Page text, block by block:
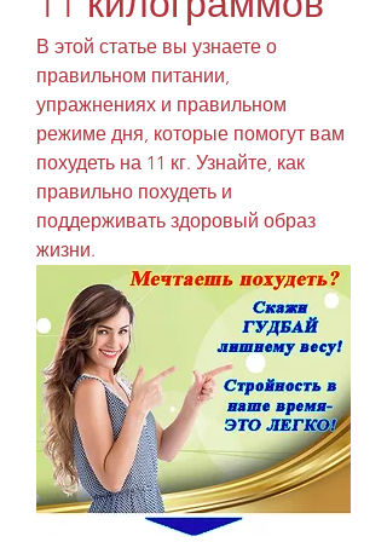
В этой статье вы узнаете о
правильном питании,
упражнениях и правильном
режиме дня, которые помогут вам
похудеть на 11 кг. Узнайте, как
правильно похудеть и
поддерживать здоровый образ
жизни.